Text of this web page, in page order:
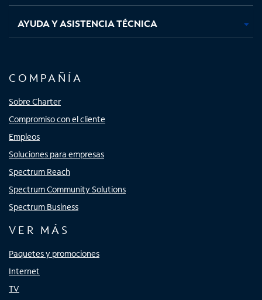
AYUDA Y ASISTENCIA TÉCNICA
COMPAÑÍA
Sobre Charter
Compromiso con el cliente
Empleos
Soluciones para empresas
Spectrum Reach
Spectrum Community Solutions
Spectrum Business
VER MÁS
Paquetes y promociones
Internet
TV